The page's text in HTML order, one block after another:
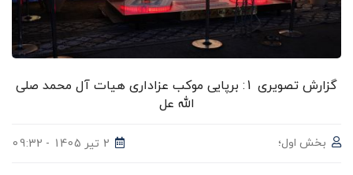
گزارش تصویری 1: برپایی موکب عزاداری هیات آل محمد صلی
الله عل
بخش اول؛ 2 تیر 1405 - 09:32